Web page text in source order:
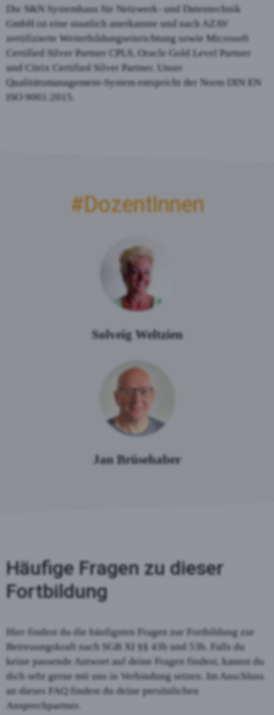
Die S&N Systemhaus für Netzwerk- und Datentechnik
GmbH ist eine staatlich anerkannte und nach AZAV
zertifizierte Weiterbildungseinrichtung sowie Microsoft
Certified Silver Partner CPLS, Oracle Gold Level Partner
und Citrix Certified Silver Partner. Unser
Qualitätsmanagement-System entspricht der Norm DIN EN
ISO 9001:2015.
#Dozent­Innen
Solveig Weltzien
Jan Brüsehaber
Häufige Fragen zu dieser
Fortbildung
Hier findest du die häufigsten Fragen zur Fortbildung zur
Betreuungskraft nach SGB XI §§ 43b und 53b. Falls du
keine passende Antwort auf deine Fragen findest, kannst du
dich sehr gerne mit uns in Verbindung setzen. Im Anschluss
an dieses FAQ findest du deine persönlichen
Ansprechpartner.